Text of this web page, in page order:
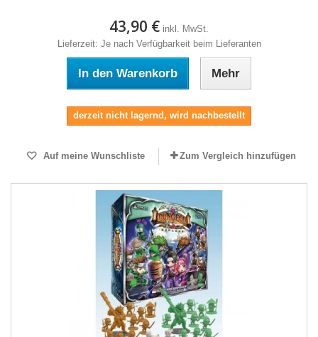
43,90 € inkl. MwSt.
Lieferzeit: Je nach Verfügbarkeit beim Lieferanten
In den Warenkorb Mehr
derzeit nicht lagernd, wird nachbestellt
Auf meine Wunschliste Zum Vergleich hinzufügen